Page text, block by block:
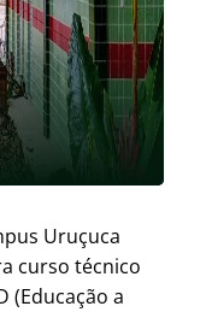
Uruçuca
curso técnico
(Educação a